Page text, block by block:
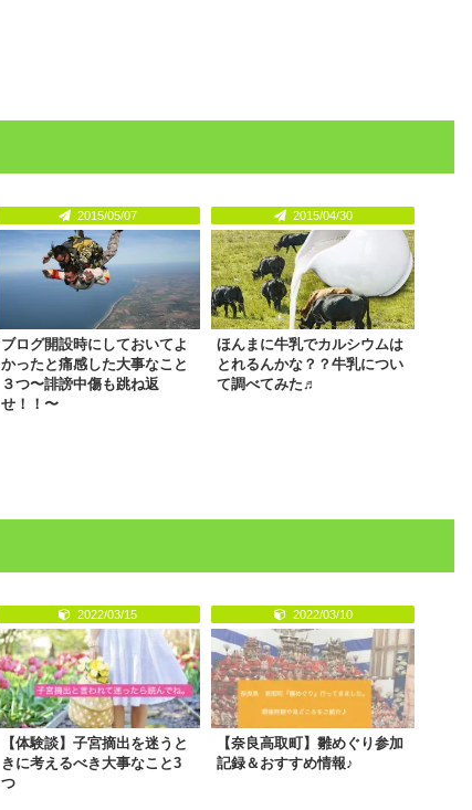
2015/05/07
ブログ開設時にしておいてよ
かったと痛感した大事なこと
３つ〜誹謗中傷も跳ね返
せ！！〜
2015/04/30
ほんまに牛乳でカルシウムは
とれるんかな？？牛乳につい
て調べてみた♬
2022/03/15
【体験談】子宮摘出を迷うと
きに考えるべき大事なこと3
つ
2022/03/10
【奈良高取町】雛めぐり参加
記録＆おすすめ情報♪